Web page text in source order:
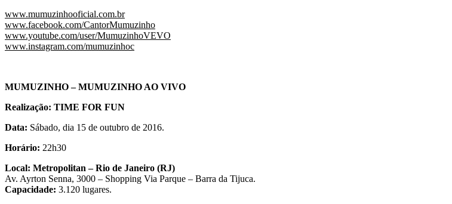
www.mumuzinhooficial.com.br
www.facebook.com/CantorMumuzinho
www.youtube.com/user/MumuzinhoVEVO
www.instagram.com/mumuzinhoc
MUMUZINHO – MUMUZINHO AO VIVO
Realização: TIME FOR FUN
Data: Sábado, dia 15 de outubro de 2016.
Horário: 22h30
Local: Metropolitan – Rio de Janeiro (RJ)
Av. Ayrton Senna, 3000 – Shopping Via Parque – Barra da Tijuca.
Capacidade: 3.120 lugares.